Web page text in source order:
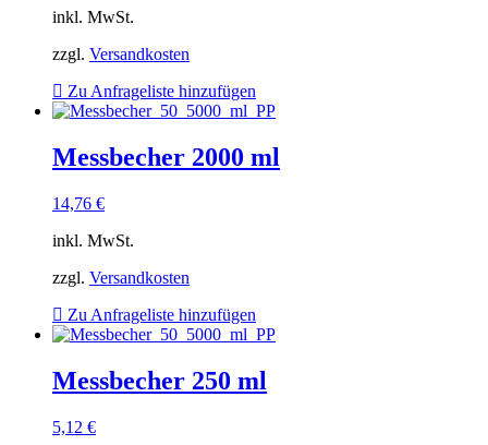
inkl. MwSt.
zzgl. Versandkosten
Zu Anfrageliste hinzufügen
Messbecher 2000 ml
14,76 €
inkl. MwSt.
zzgl. Versandkosten
Zu Anfrageliste hinzufügen
Messbecher 250 ml
5,12 €